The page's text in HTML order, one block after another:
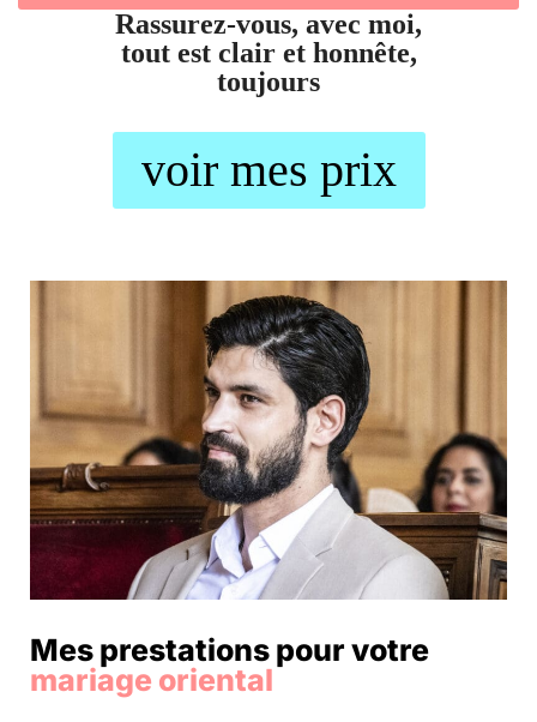
Rassurez-vous, avec moi,
tout est clair et honnête,
toujours
voir mes prix
Mes prestations pour votre
mariage oriental